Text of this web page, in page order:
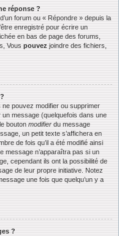
réponse ?
forum ou « Répondre » depuis la
enregistré pour écrire un
en bas de page des forums,
Vous pouvez joindre des fichiers,
ne pouvez modifier ou supprimer
message (quelquefois dans une
bouton modifier du message
un petit texte s’affichera en
de fois qu’il a été modifié ainsi
message n’apparaîtra pas si un
cependant ils ont la possibilité de
de leur propre initiative. Notez
une fois que quelqu’un y a
?